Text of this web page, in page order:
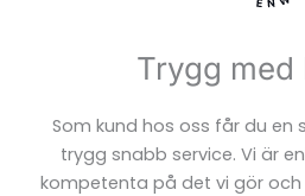
Trygg med
Som kund hos oss får du
trygg snabb service. Vi är
kompetenta på det vi gör och